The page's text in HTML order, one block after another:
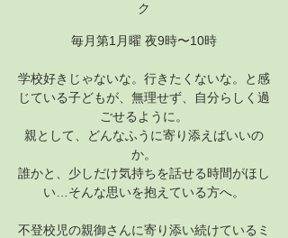
ク
毎月第1月曜 夜9時〜10時
学校好きじゃないな。行きたくないな。と感
じている子どもが、無理せず、自分らしく過
ごせるように。
親として、どんなふうに寄り添えばいいの
か。
誰かと、少しだけ気持ちを話せる時間がほし
い…そんな思いを抱えている方へ。
不登校児の親御さんに寄り添い続けているミ